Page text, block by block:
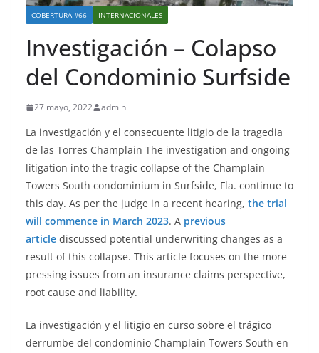
COBERTURA #66 INTERNACIONALES
Investigación – Colapso
del Condominio Surfside
27 mayo, 2022 admin
La investigación y el consecuente litigio de la tragedia
de las Torres Champlain The investigation and ongoing
litigation into the tragic collapse of the Champlain
Towers South condominium in Surfside, Fla. continue to
this day. As per the judge in a recent hearing, the trial
will commence in March 2023. A previous
article discussed potential underwriting changes as a
result of this collapse. This article focuses on the more
pressing issues from an insurance claims perspective,
root cause and liability.
La investigación y el litigio en curso sobre el trágico
derrumbe del condominio Champlain Towers South en